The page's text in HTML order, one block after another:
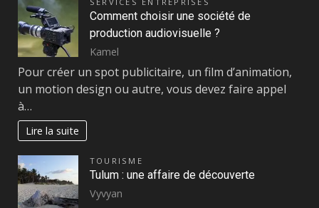
Comment choisir une société de
production audiovisuelle ?
Kamel
Pour créer un spot publicitaire, un film d’animation,
un motion design ou autre, vous devez faire appel
à…
Lire la suite
TOURISME
Tulum : une affaire de découverte
Vyvyan